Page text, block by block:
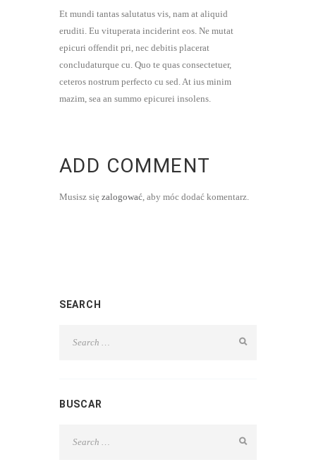
Et mundi tantas salutatus vis, nam at aliquid
eruditi. Eu vituperata inciderint eos. Ne mutat
epicuri offendit pri, nec debitis placerat
concludaturque cu. Quo te quas consectetuer,
ceteros nostrum perfecto cu sed. At ius minim
mazim, sea an summo epicurei insolens.
ADD COMMENT
Musisz się zalogować , aby móc dodać komentarz.
SEARCH
BUSCAR